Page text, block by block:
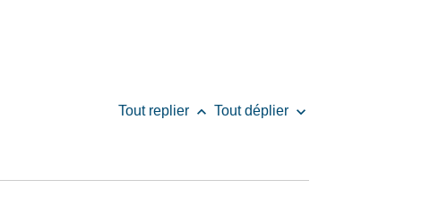
Tout replier keyboard_arrow_up Tout déplier keyboard_arrow_down